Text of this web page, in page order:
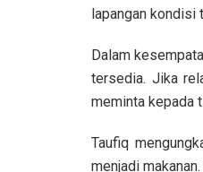
lapangan kondisi
Dalam
tersedia. Jika
meminta kepada
Taufiq
menjadi